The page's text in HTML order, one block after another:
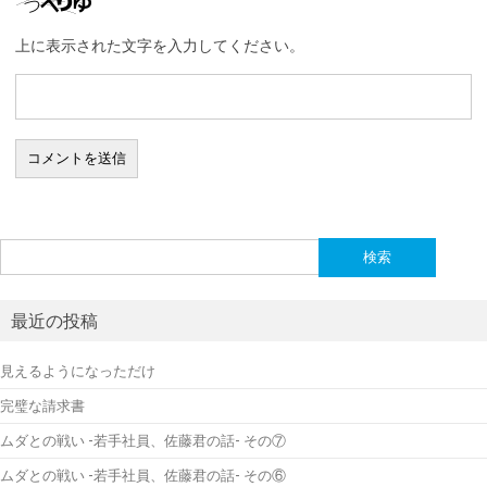
上に表示された文字を入力してください。
索:
最近の投稿
見えるようになっただけ
完璧な請求書
ムダとの戦い -若手社員、佐藤君の話- その⑦
ムダとの戦い -若手社員、佐藤君の話- その⑥